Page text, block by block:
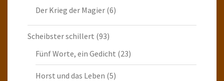
Der Krieg der Magier (6)
Scheibster schillert (93)
Fünf Worte, ein Gedicht (23)
Horst und das Leben (5)